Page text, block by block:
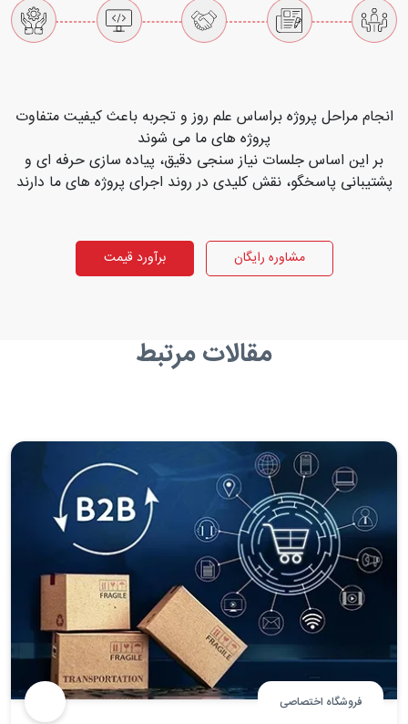
انجام مراحل پروژه براساس علم روز و تجربه باعث کیفیت متفاوت
پروژه های ما می شوند
بر این اساس جلسات نیاز سنجی دقیق، پیاده سازی حرفه ای و
پشتیبانی پاسخگو، نقش کلیدی در روند اجرای پروژه های ما دارند
مشاوره رایگان برآورد قیمت
مقالات مرتبط
فروشگاه اختصاصی